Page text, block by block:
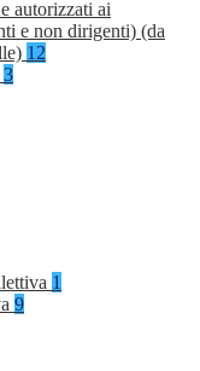
autorizzati ai
e non dirigenti) (da
12
3
1
9